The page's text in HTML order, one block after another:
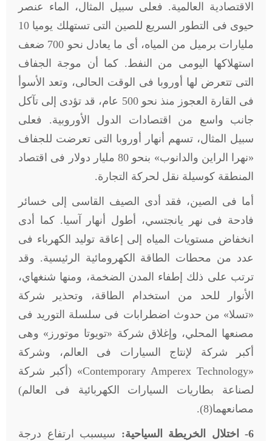
الاقتصادية العالمية. فعلى سبيل المثال، الماء عنصر
حيوى فى التطور السريع للصين التى تستهلك يوميا 10
مليارات برميل من المياه، أى ما يعادل نحو 700 ضعف
استهلاكها اليومى من النفط. كما أن موجة الجفاف
التى تتعرض لها أوروبا فى الوقت الحالى، وتعد الأسوأ
فى القارة العجوز منذ نحو 500 عام، قد تؤدى إلى تآكل
جانب واسع من اقتصادات الدول الأوروبية. فعلى
سبيل المثال، تسهم أنهار أوروبا التى تعرضت للجفاف
«نهرا الراين والدانوب» بنحو 80 مليار دولار فى اقتصاد
المنطقة كوسيلة نقل لحركة التجارة.
أما فى الصين، فقد أدى الصيف القاسى إلى خسائر
فادحة فى نهر يانجتسي، أطول أنهار آسيا. كما أدى
انخفاض مستويات المياه إلى إعاقة توليد الكهرباء فى
عدد من محطات الطاقة الكهرومائية الرئيسية. وقد
ترتب على ذلك إطفاء المدن الضخمة، ومنها شنغهاي،
الأنوار للحد من استخدام الطاقة، وتحذير شركة
«تسلا» من حدوث اضطرابات فى سلسلة التوريد فى
مصنعها المحلي، وإغلاق شركة «تويوتا موتورز» وهى
أكبر شركة لإنتاج السيارات فى العالم، وشركة
«
Contemporary Amperex Technology» (أكبر شركة
لصناعة بطاريات السيارات الكهربائية فى العالم)
مصانعهما(8).
6- اختلال الخريطة السياحية:
سيسبب ارتفاع درجة